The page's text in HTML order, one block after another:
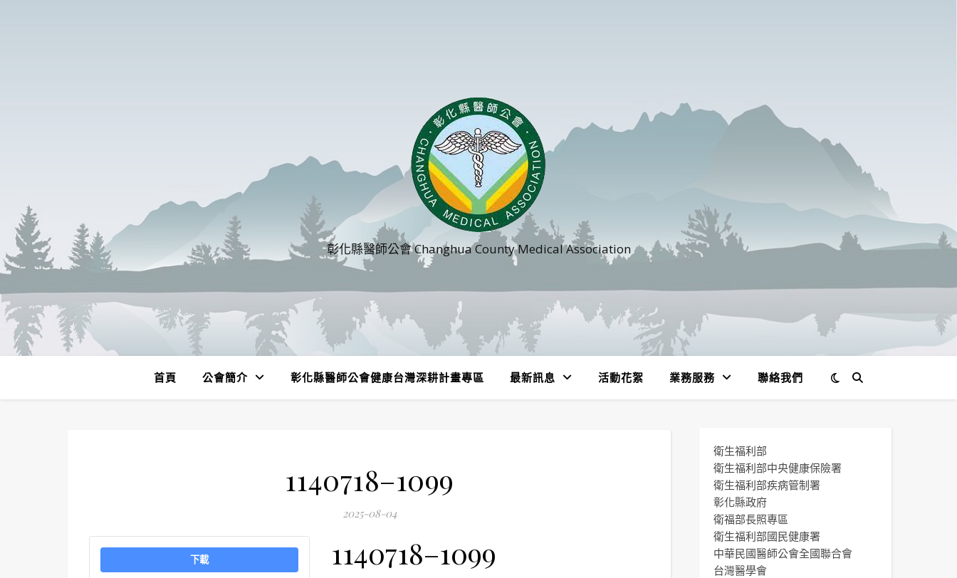
彰化縣醫師公會 Changhua County Medical Association
首頁 公會簡介 彰化縣醫師公會健康台灣深耕計畫專區 最新訊息 活動花絮 業務服務 聯絡我們
1140718–1099
2025-08-04
下載 1140718–1099
衛生福利部
衛生福利部中央健康保險署
衛生福利部疾病管制署
彰化縣政府
衛福部長照專區
衛生福利部國民健康署
中華民國醫師公會全國聯合會
台灣醫學會